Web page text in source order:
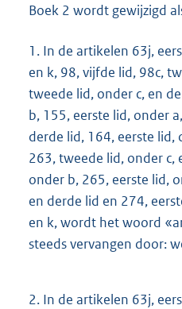
Boek 2 wordt gewijzigd
1. In de artikelen 63j,
en k, 98, vijfde lid, 98c,
tweede lid, onder c, en
b, 155, eerste lid, onder
derde lid, 164, eerste lid,
263, tweede lid, onder c,
onder b, 265, eerste lid,
en derde lid en 274,
en k, wordt het woord
steeds vervangen door:
2. In de artikelen 63j,